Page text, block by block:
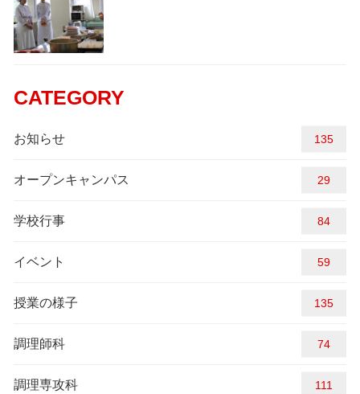
CATEGORY
お知らせ 145
オープンキャンパス 29
学校行事 84
イベント 59
授業の様子 145
調理師科 74
調理専攻科 111